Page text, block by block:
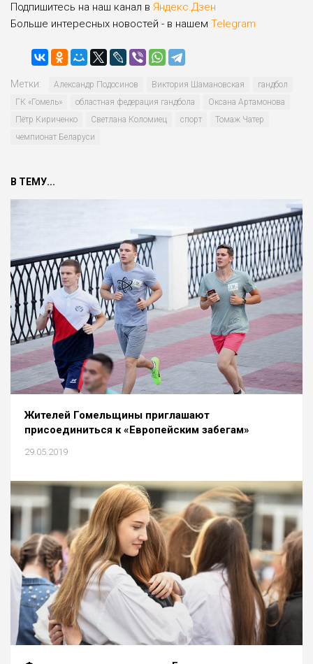
Подпишитесь на наш канал в Яндекс.Дзен
Больше интересных новостей - в нашем Telegram
Метки: Александр Подосинов Виктория Шамановская
гандбол
ГК «Гомель»
областная федерация гандбола
Оксана Артамонова
Пётр Кириченко
Светлана Коломиец спорт
Томаж Чатер
чемпионат Беларуси
В ТЕМУ...
Жителей Гомельщины приглашают
присоединиться к «Европейским забегам»
29.05.2019